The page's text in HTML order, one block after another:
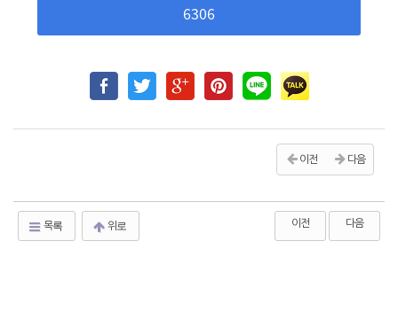
6306
이전 다음
목록 위로 이전 다음